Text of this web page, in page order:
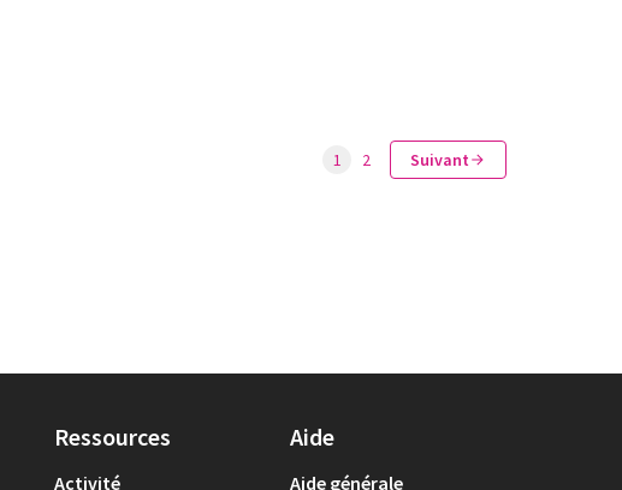
1 2 Suivant
Ressources
Activité
Aide
Aide générale